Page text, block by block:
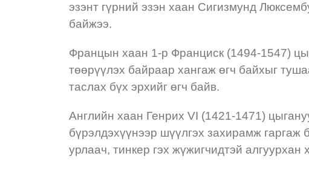
эзэнт гүрний эзэн хаан Сигизмунд
байжээ.
Францын хаан 1-р Франциск (1494-1547)
төөрүүлэх байраар хангаж өгч байхыг
таслах бүх эрхийг өгч байв.
Английн хаан Генрих VI (1421-1471)
бүрэлдэхүүнээр шүүлгэх захирамж гаргаж
урлаач, тинкер гэх жүжигчидтэй